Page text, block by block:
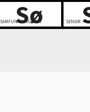
Sø
SAMFUNNSØKONOMI SENIOR